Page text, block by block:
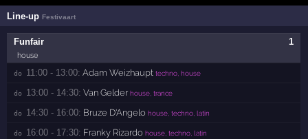
Line-upFestivaart
1
Funfair
house
do 11:00 - 13:00: Adam Weizhaupt techno, house
do 13:00 - 14:30: Van Gelder house, trance
do 14:30 - 16:00: Bruze D'Angelo house, techno, latin
do 16:00 - 17:30: Franky Rizardo house, techno, latin